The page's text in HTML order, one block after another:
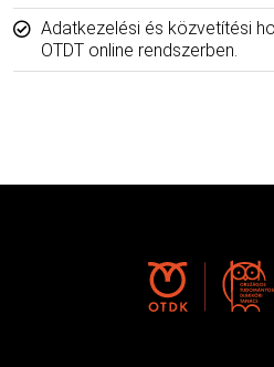
Adatkezelési és közvetítési
OTDT online rendszerben.